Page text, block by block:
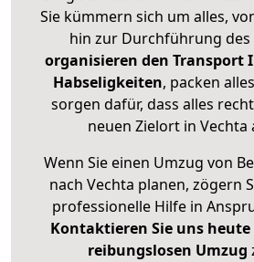
Sie kümmern sich um alles,
hin zur Durchführung des
organisieren den Transport
Habseligkeiten, packen
sorgen dafür, dass alles
neuen Zielort in Vechta
Wenn Sie einen Umzug von
nach Vechta planen, zögern
professionelle Hilfe in
Kontaktieren Sie uns heute
reibungslosen Umzug